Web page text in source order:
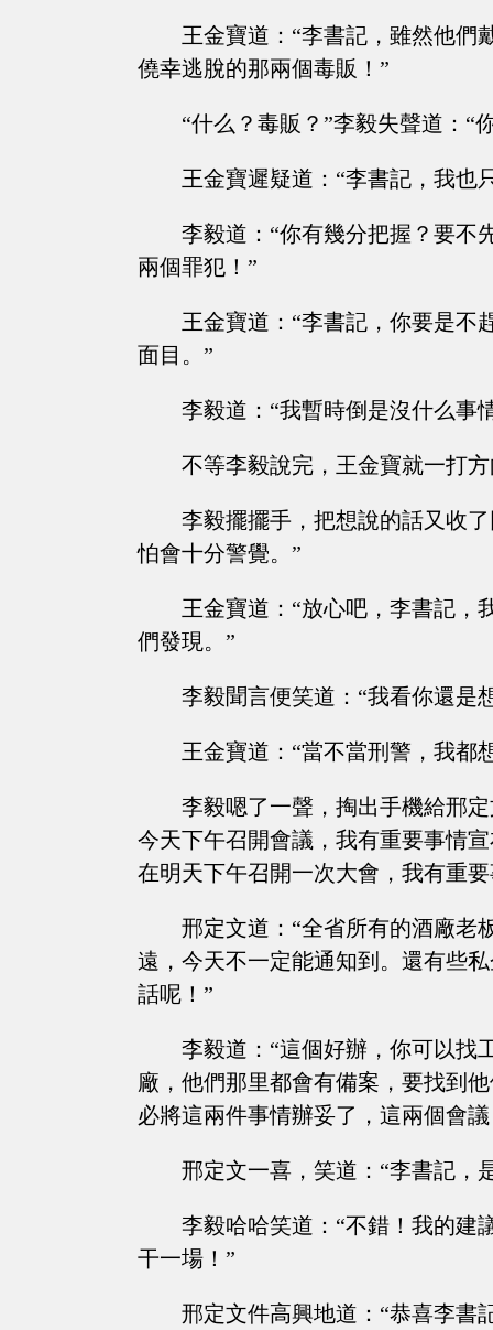
王金寶道：“李書記，雖然他們
僥幸逃脫的那兩個毒販！”
“什么？毒販？”李毅失聲道：“
王金寶遲疑道：“李書記，我也
李毅道：“你有幾分把握？要不
兩個罪犯！”
王金寶道：“李書記，你要是不
面目。”
李毅道：“我暫時倒是沒什么事
不等李毅說完，王金寶就一打
李毅擺擺手，把想說的話又收
怕會十分警覺。”
王金寶道：“放心吧，李書記，
們發現。”
李毅聞言便笑道：“我看你還是
王金寶道：“當不當刑警，我都
李毅嗯了一聲，掏出手機給邢
今天下午召開會議，我有重要事情
在明天下午召開一次大會，我有重
邢定文道：“全省所有的酒廠老
遠，今天不一定能通知到。還有些
話呢！”
李毅道：“這個好辦，你可以找
廠，他們那里都會有備案，要找到
必將這兩件事情辦妥了，這兩個會
邢定文一喜，笑道：“李書記，
李毅哈哈笑道：“不錯！我的建
干一場！”
邢定文件高興地道：“恭喜李書